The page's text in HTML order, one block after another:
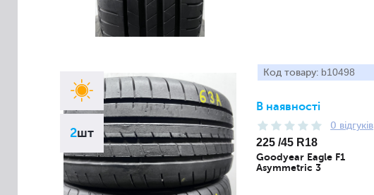
2шт
Код товару: b10498
В наявності
0 відгуків
225 /45 R18
Goodyear Eagle F1
Asymmetric 3